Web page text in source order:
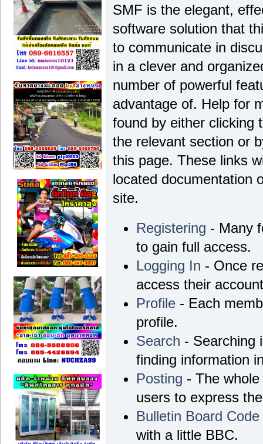
SMF is the elegant,
software solution that
to communicate in
in a clever and
number of powerful
advantage of. Help for
found by either clicking
the relevant section or
this page. These links
located documentation
site.
Registering - Many
to gain full access.
Logging In - Once
access their
Profile - Each
profile.
Search - Searching
finding information
Posting - The
users to express
Bulletin Board
with a little BBC.